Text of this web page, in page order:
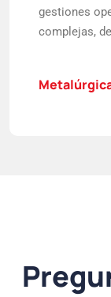
gestiones
complejas,